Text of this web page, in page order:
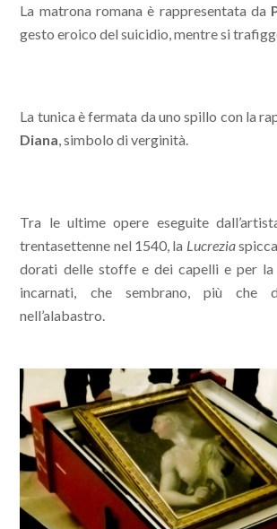
La matrona romana è rappresentata da
gesto eroico del suicidio, mentre si
La tunica è fermata da uno spillo con la
Diana, simbolo di verginità.
Tra le ultime opere eseguite
trentasettenne nel 1540, la Lucrezia
dorati delle stoffe e dei capelli e per la
incarnati, che sembrano, più che
nell’alabastro.